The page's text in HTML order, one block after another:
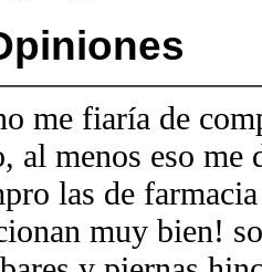
me fiaría de
al menos eso
las de
muy bien!